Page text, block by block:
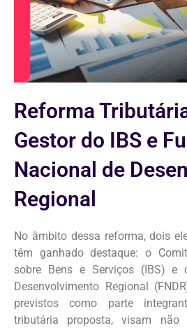
Reforma
Gestor do IBS e
Nacional de
Regional
No âmbito dessa reforma, dois
têm ganhado destaque: o
sobre Bens e Serviços (IBS) e
Desenvolvimento Regional
previstos como parte
tributária proposta, visam